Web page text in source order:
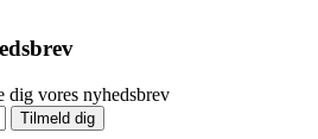
dig vores nyhedsbrev
Tilmeld dig